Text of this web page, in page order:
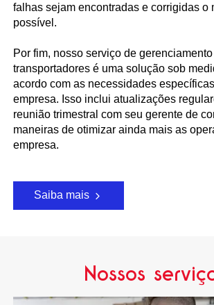
falhas sejam encontradas e corrigidas o
possível.
Por fim, nosso serviço de
transportadores é uma solução sob
acordo com as necessidades
empresa. Isso inclui atualizações
reunião trimestral com seu gerente de
maneiras de otimizar ainda mais as
empresa.
Saiba mais
Nossos